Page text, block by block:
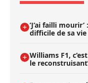
’J’ai failli
difficile de sa vie
Williams F1,
le